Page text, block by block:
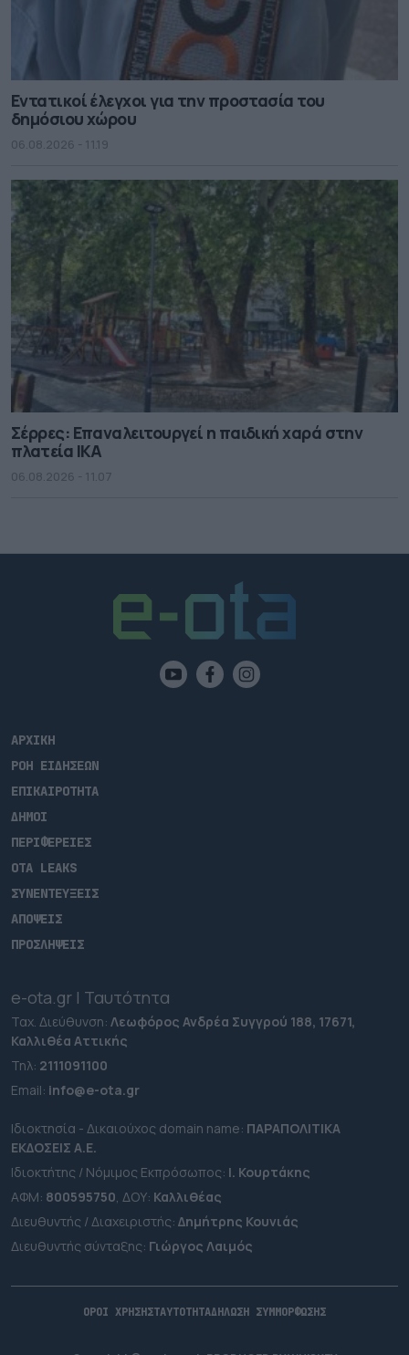
Εντατικοί έλεγχοι για την προστασία του
δημόσιου χώρου
06.08.2026 - 11.19
Σέρρες: Επαναλειτουργεί η παιδική χαρά στην
πλατεία ΙΚΑ
06.08.2026 - 11.07
ΑΡΧΙΚΗ
ΡΟΗ ΕΙΔΗΣΕΩΝ
ΕΠΙΚΑΙΡΟΤΗΤΑ
ΔΗΜΟΙ
ΠΕΡΙΦΕΡΕΙΕΣ
OTA LEAKS
ΣΥΝΕΝΤΕΥΞΕΙΣ
ΑΠΟΨΕΙΣ
ΠΡΟΣΛΗΨΕΙΣ
e-ota.gr | Ταυτότητα
Ταχ. Διεύθυνση: Λεωφόρος Ανδρέα Συγγρού 188, 17671,
Καλλιθέα Αττικής
Τηλ: 2111091100
Εmail: info@e-ota.gr
Ιδιοκτησία - Δικαιούχος domain name: ΠΑΡΑΠΟΛΙΤΙΚΑ
ΕΚΔΟΣΕΙΣ A.E.
Ιδιοκτήτης / Νόμιμος Εκπρόσωπος: Ι. Κουρτάκης
ΑΦΜ: 800595750, ΔΟΥ: Καλλιθέας
Διευθυντής / Διαχειριστής: Δημήτρης Κουνιάς
Διευθυντής σύνταξης: Γιώργος Λαιμός
ΟΡΟΙ ΧΡΗΣΗΣΤΑΥΤΟΤΗΤΑΔΗΛΩΣΗ ΣΥΜΜΟΡΦΩΣΗΣ